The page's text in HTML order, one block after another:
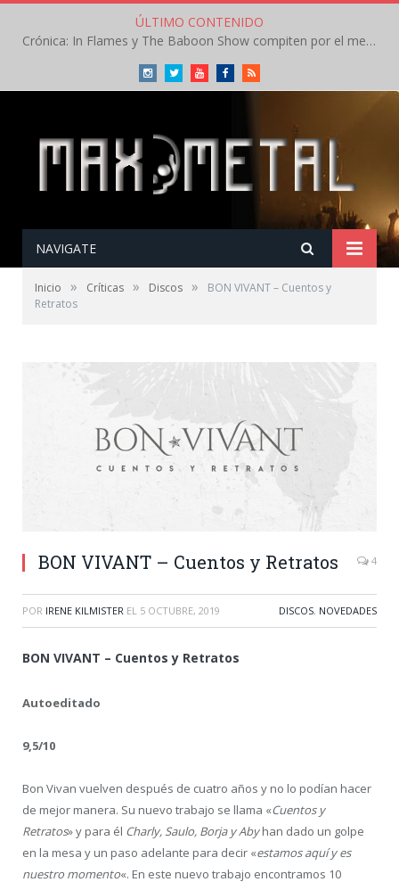
ÚLTIMO CONTENIDO
Crónica: In Flames y The Baboon Show compiten por el mejor concierto del día en el Leyendas del Rock – Viernes – Agosto 2026
InstagramTwitterYoutubeFacebookRSS
NAVIGATE
Inicio » Críticas » Discos »
BON VIVANT – Cuentos y
Retratos
BON VIVANT – Cuentos y Retratos 4
POR IRENE KILMISTER EL 5 OCTUBRE, 2019 DISCOS, NOVEDADES
BON VIVANT – Cuentos y Retratos
Autoeditado
9,5/10
Bon Vivan vuelven después de cuatro años y no lo podían hacer
de mejor manera. Su nuevo trabajo se llama «Cuentos y
Retratos» y para él Charly, Saulo, Borja y Abyhan dado un golpe
en la mesa y un paso adelante para decir «estamos aquí y es
nuestro momento«. En este nuevo trabajo encontramos 10